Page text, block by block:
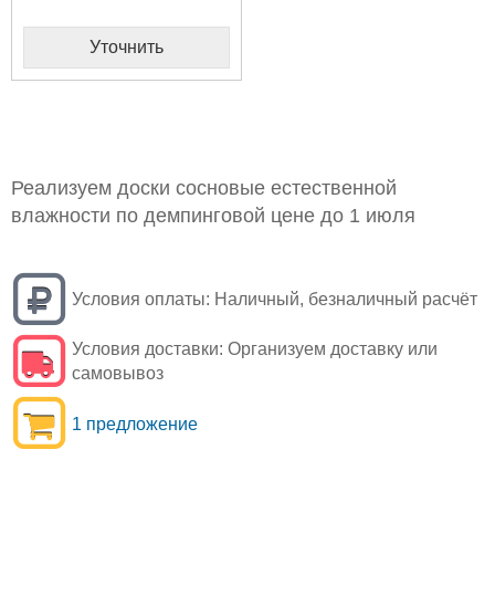
Уточнить
Реализуем доски сосновые естественной
влажности по демпинговой цене до 1 июля
Условия оплаты: Наличный, безналичный расчёт
Условия доставки: Организуем доставку или
самовывоз
1 предложение